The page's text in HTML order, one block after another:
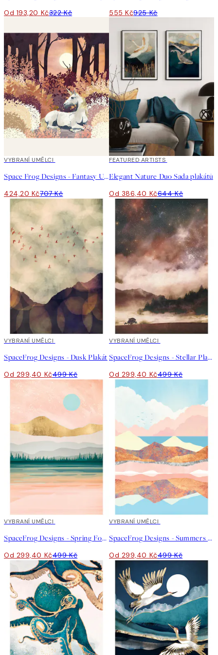
Od 193,20 Kč322 Kč 555 Kč925 Kč
40%*
VYBRANÍ UMĚLCI
Space Frog Designs - Fantasy Utopia Plakát
424,20 Kč707 Kč
-40%
FEATURED ARTISTS
Elegant Nature Duo Sada plakátů
Od 386,40 Kč644 Kč
40%*
VYBRANÍ UMĚLCI
SpaceFrog Designs - Dusk Plakát
Od 299,40 Kč499 Kč
40%*
VYBRANÍ UMĚLCI
SpaceFrog Designs - Stellar Plakát
Od 299,40 Kč499 Kč
40%*
VYBRANÍ UMĚLCI
SpaceFrog Designs - Spring Forest Lake Plakát
Od 299,40 Kč499 Kč
40%*
VYBRANÍ UMĚLCI
SpaceFrog Designs - Summers Day Plakát
Od 299,40 Kč499 Kč